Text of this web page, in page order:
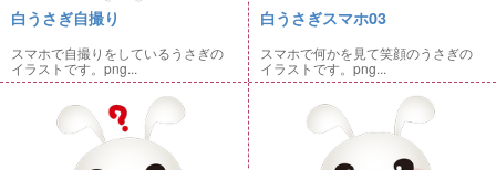
白うさぎ自撮り
スマホで自撮りをしているうさぎの
イラストです。png...
白うさぎスマホ03
スマホで何かを見て笑顔のうさぎの
イラストです。png...